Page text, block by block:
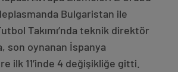
Bulgaristan ile
Takımı’nda teknik direktör
son oynanan İspanya
ilk 11’inde 4 değişikliğe gitti.